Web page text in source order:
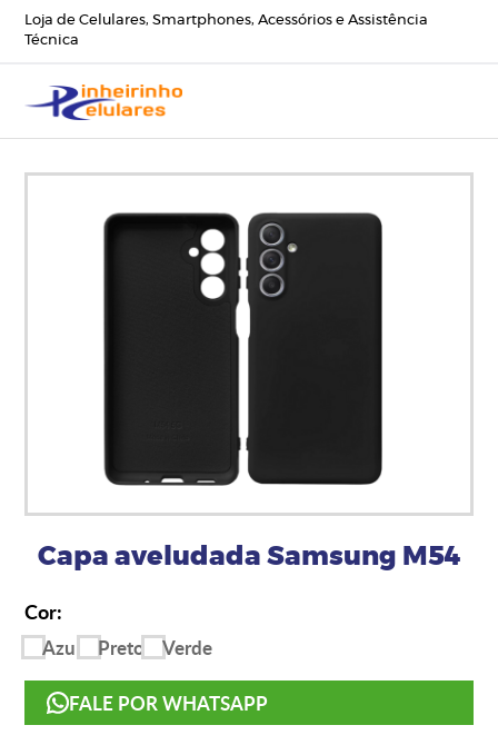
Loja de Celulares, Smartphones, Acessórios e Assistência
Técnica
Capa aveludada Samsung M54
Cor:
Azul Preto Verde
FALE POR WHATSAPP